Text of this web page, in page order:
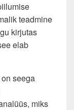
teadmine
kirjutas
elab
seega
miks